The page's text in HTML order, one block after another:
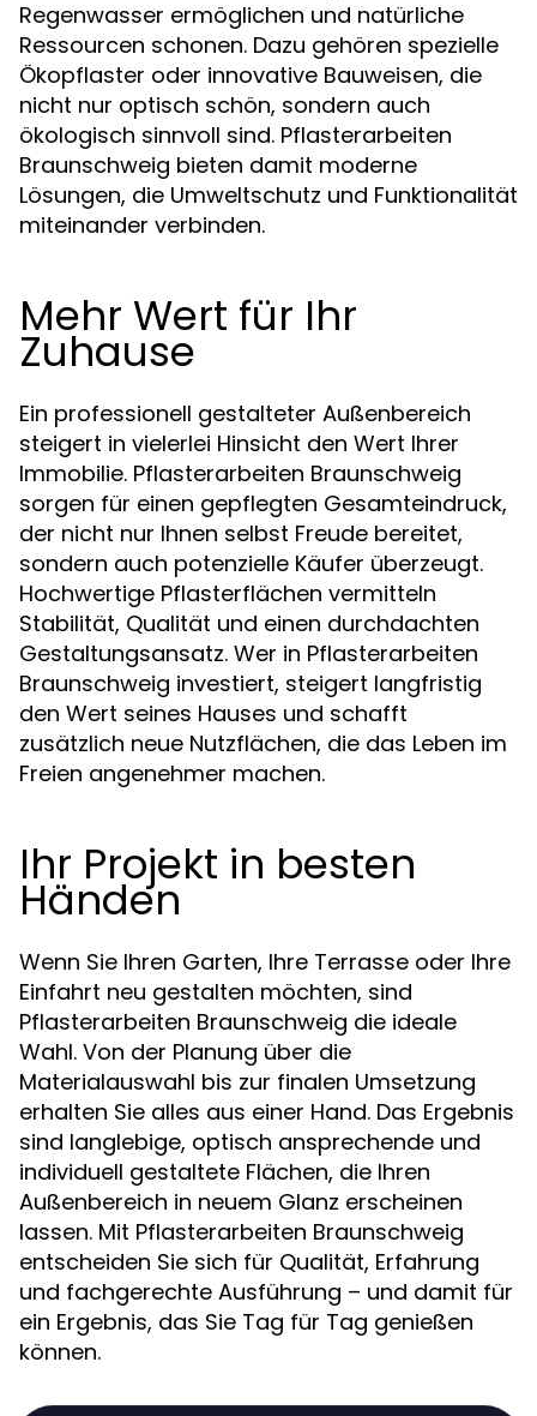
Regenwasser ermöglichen und natürliche
Ressourcen schonen. Dazu gehören spezielle
Ökopflaster oder innovative Bauweisen, die
nicht nur optisch schön, sondern auch
ökologisch sinnvoll sind. Pflasterarbeiten
Braunschweig bieten damit moderne
Lösungen, die Umweltschutz und Funktionalität
miteinander verbinden.
Mehr Wert für Ihr
Zuhause
Ein professionell gestalteter Außenbereich
steigert in vielerlei Hinsicht den Wert Ihrer
Immobilie. Pflasterarbeiten Braunschweig
sorgen für einen gepflegten Gesamteindruck,
der nicht nur Ihnen selbst Freude bereitet,
sondern auch potenzielle Käufer überzeugt.
Hochwertige Pflasterflächen vermitteln
Stabilität, Qualität und einen durchdachten
Gestaltungsansatz. Wer in Pflasterarbeiten
Braunschweig investiert, steigert langfristig
den Wert seines Hauses und schafft
zusätzlich neue Nutzflächen, die das Leben im
Freien angenehmer machen.
Ihr Projekt in besten
Händen
Wenn Sie Ihren Garten, Ihre Terrasse oder Ihre
Einfahrt neu gestalten möchten, sind
Pflasterarbeiten Braunschweig die ideale
Wahl. Von der Planung über die
Materialauswahl bis zur finalen Umsetzung
erhalten Sie alles aus einer Hand. Das Ergebnis
sind langlebige, optisch ansprechende und
individuell gestaltete Flächen, die Ihren
Außenbereich in neuem Glanz erscheinen
lassen. Mit Pflasterarbeiten Braunschweig
entscheiden Sie sich für Qualität, Erfahrung
und fachgerechte Ausführung – und damit für
ein Ergebnis, das Sie Tag für Tag genießen
können.